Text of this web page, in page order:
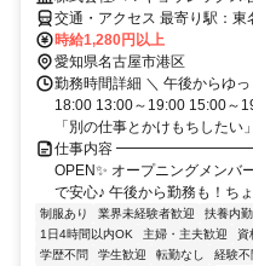
交通・アクセス 最寄り駅：
ー・バイク・自転車通勤OK
時給1,280円以上
愛知県名古屋市港区
勤務時間詳細 ＼ 午後からゆ
18:00 13:00～19:00 15:00～
「別の仕事とかけもちしたい
仕事内容
OPEN✨ オープニングメンバ
で安心♪ 午後から勤務も！ち
制服あり 業界未経験者歓迎 扶養内
1日4時間以内OK
主婦・主夫歓迎 資
学歴不問
学生歓迎 転勤なし 経験不